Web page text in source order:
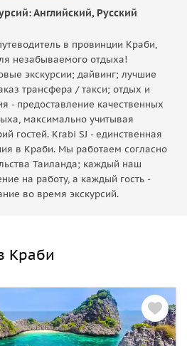
Английский, Русский
в провинции Краби,
незабываемого отдыха!
экскурсии; дайвинг; лучшие
трансфера / такси; отдых и
- предоставление качественных
максимально учитывая
гостей. Krabi SJ - единственная
в Краби. Мы работаем согласно
Таиланда; каждый наш
на работу, а каждый гость -
во время экскурсий.
Краби